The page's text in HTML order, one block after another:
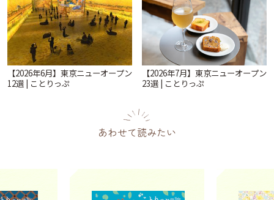
【2026年6月】東京ニューオープン
12選 | ことりっぷ
【2026年7月】東京ニューオープン
23選 | ことりっぷ
あわせて読みたい